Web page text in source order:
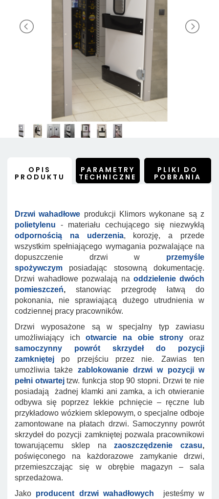
OPIS
PRODUKTU
PARAMETRY
TECHNICZNE
PLIKI DO
POBRANIA
Drzwi wahadłowe produkcji Klimors wykonane są z
polietylenu - materiału cechującego się niezwykłą
odpornością na uderzenia, korozję, a przede
wszystkim spełniającego wymagania pozwalające na
dopuszczenie drzwi w przemyśle
spożywczym
posiadając stosowną dokumentację.
Drzwi wahadłowe pozwalają na oddzielenie dwóch
pomieszczeń, stanowiąc przegrodę łatwą do
pokonania, nie sprawiającą dużego utrudnienia w
codziennej pracy pracowników.
Drzwi wyposażone są w specjalny typ zawiasu
umożliwiający ich
otwarcie na obie strony oraz
samoczynny powrót skrzydeł do pozycji
zamkniętej po przejściu przez nie. Zawias ten
umożliwia także zablokowanie drzwi w pozycji w
pełni otwartejtzw. funkcja stop 90 stopni. Drzwi te nie
posiadają żadnej klamki ani zamka, a ich otwieranie
odbywa się poprzez lekkie pchnięcie – ręczne lub
przykładowo wózkiem sklepowym, o specjalne odboje
zamontowane na płatach drzwi. Samoczynny powrót
skrzydeł do pozycji zamkniętej pozwala pracownikowi
towarującemu sklep nazaoszczędzenie czasu,
poświęconego na każdorazowe zamykanie drzwi,
przemieszczając się w obrębie magazyn – sala
sprzedażowa.
Jako producent drzwi wahadłowych jesteśmy w